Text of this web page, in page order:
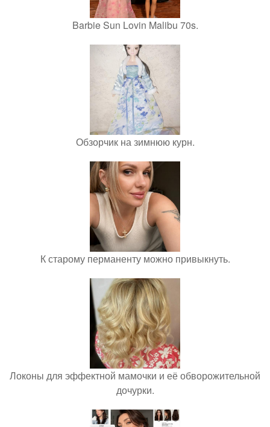
Barbie Sun Lovin Malibu 70s.
Обзорчик на зимнюю курн.
К старому перманенту можно привыкнуть.
Локоны для эффектной мамочки и её обворожительной
дочурки.